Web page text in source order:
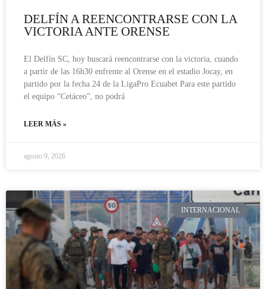
DELFÍN A REENCONTRARSE CON LA
VICTORIA ANTE ORENSE
El Delfín SC, hoy buscará reencontrarse con la victoria, cuando
a partir de las 16h30 enfrente al Orense en el estadio Jocay, en
partido por la fecha 24 de la LigaPro Ecuabet Para este partido
el equipo “Cetáceo”, no podrá
LEER MÁS »
agosto 9, 2026
INTERNACIONAL